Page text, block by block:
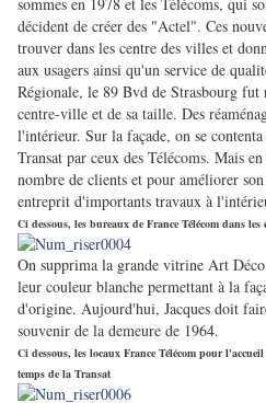
décident de créer des "Actel". Ces
trouver dans les centre des villes et
aux usagers ainsi qu'un service de
Régionale, le 89 Bvd de Strasbourg
centre-ville et de sa taille. Des
l'intérieur. Sur la façade, on se
Transat par ceux des Télécoms. Mais
nombre de clients et pour améliorer
entreprit d'importants travaux à
Ci dessous, les bureaux de France Télécom dans les
On supprima la grande vitrine Art
leur couleur blanche permettant à la
d'origine. Aujourd'hui, Jacques doit
souvenir de la demeure de 1964.
Ci dessous, les locaux France Télécom pour
temps de la Transat